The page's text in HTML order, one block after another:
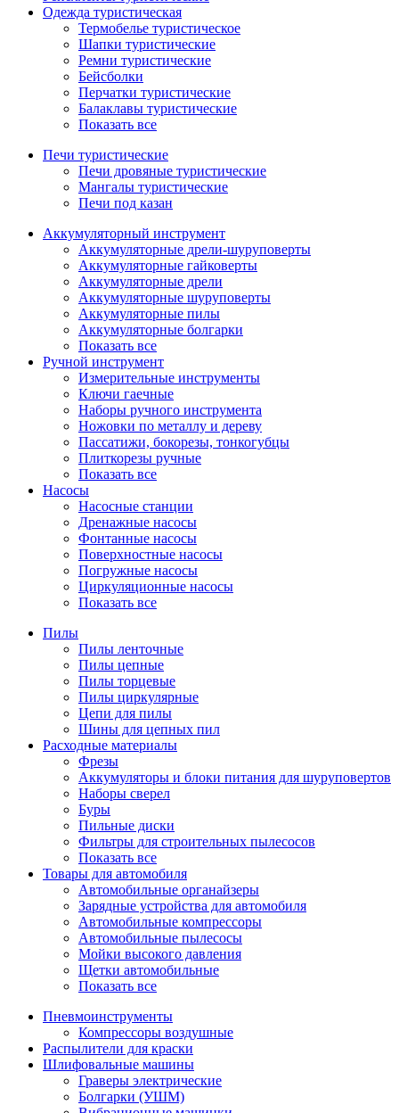
Одежда туристическая
Термобелье туристическое
Шапки туристические
Ремни туристические
Бейсболки
Перчатки туристические
Балаклавы туристические
Показать все
Печи туристические
Печи дровяные туристические
Мангалы туристические
Печи под казан
Аккумуляторный инструмент
Аккумуляторные дрели-шуруповерты
Аккумуляторные гайковерты
Аккумуляторные дрели
Аккумуляторные шуруповерты
Аккумуляторные пилы
Аккумуляторные болгарки
Показать все
Ручной инструмент
Измерительные инструменты
Ключи гаечные
Наборы ручного инструмента
Ножовки по металлу и дереву
Пассатижи, бокорезы, тонкогубцы
Плиткорезы ручные
Показать все
Насосы
Насосные станции
Дренажные насосы
Фонтанные насосы
Поверхностные насосы
Погружные насосы
Циркуляционные насосы
Показать все
Пилы
Пилы ленточные
Пилы цепные
Пилы торцевые
Пилы циркулярные
Цепи для пилы
Шины для цепных пил
Расходные материалы
Фрезы
Аккумуляторы и блоки питания для шуруповертов
Наборы сверел
Буры
Пильные диски
Фильтры для строительных пылесосов
Показать все
Товары для автомобиля
Автомобильные органайзеры
Зарядные устройства для автомобиля
Автомобильные компрессоры
Автомобильные пылесосы
Мойки высокого давления
Щетки автомобильные
Показать все
Пневмоинструменты
Компрессоры воздушные
Распылители для краски
Шлифовальные машины
Граверы электрические
Болгарки (УШМ)